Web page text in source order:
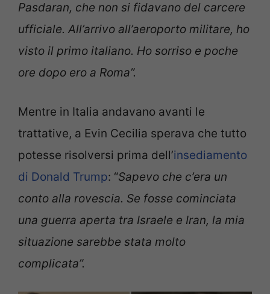
Pasdaran, che non si fidavano del carcere
ufficiale. All’arrivo all’aeroporto militare, ho
visto il primo italiano. Ho sorriso e poche
ore dopo ero a Roma”.
Mentre in Italia andavano avanti le
trattative, a Evin Cecilia sperava che tutto
potesse risolversi prima dell’insediamento
di Donald Trump: “Sapevo che c’era un
conto alla rovescia. Se fosse cominciata
una guerra aperta tra Israele e Iran, la mia
situazione sarebbe stata molto
complicata”.